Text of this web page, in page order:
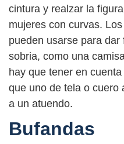
cintura y realzar la
mujeres con curvas.
pueden usarse para
sobria, como una
hay que tener en
que uno de tela o cuero
a un atuendo.
Bufandas